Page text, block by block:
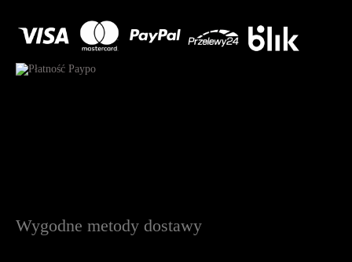
Wygodne metody dostawy